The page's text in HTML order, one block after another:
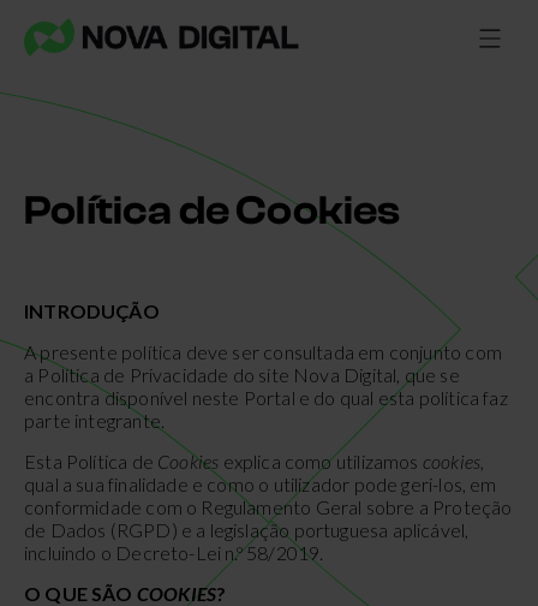
Política de Cookies
INTRODUÇÃO
A presente política deve ser consultada em conjunto com
a Política de Privacidade do site Nova Digital, que se
encontra disponível neste Portal e do qual esta política faz
parte integrante.
Esta Política de Cookies explica como utilizamos cookies
qual a sua finalidade e como o utilizador pode geri-los, em
conformidade com o Regulamento Geral sobre a Proteção
de Dados (RGPD) e a legislação portuguesa aplicável,
incluindo o Decreto-Lei n.º 58/2019.
O QUE SÃO COOKIES?